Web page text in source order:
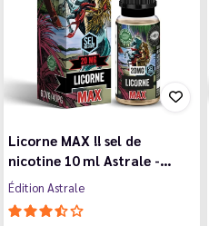
Licorne MAX !! sel de
nicotine 10 ml Astrale -…
Édition Astrale